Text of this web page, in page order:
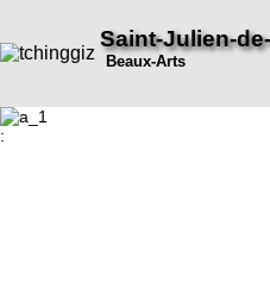
Saint-Julien-
Beaux-Arts
: